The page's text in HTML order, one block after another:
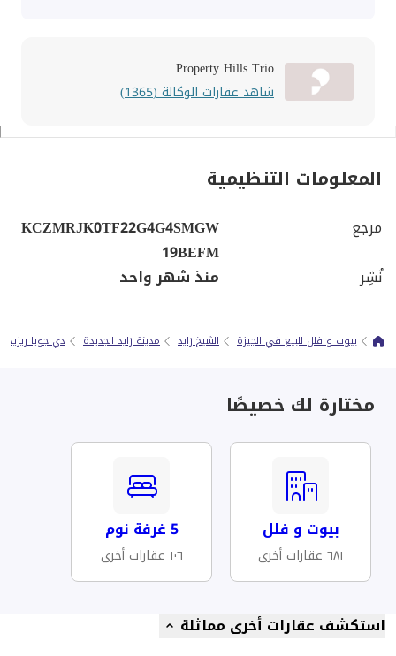
Property Hills Trio
شاهد عقارات الوكالة (1365)
المعلومات التنظيمية
مرجع
KCZMRJK0TF22G4G4SMGW
19BEFM
نُشِر
منذ شهر واحد
بيوت و فلل للبيع في الجيزة الشيخ زايد مدينة زايد الجديدة دي جويا
مختارة لك خصيصًا
بيوت و فلل
٦٨١ عقارات أخرى
5 غرفة نوم
١٠٦ عقارات أخرى
استكشف عقارات أخرى مماثلة